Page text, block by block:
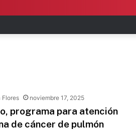
explosión de pipa
Flores noviembre 17, 2025
programa para atención
de cáncer de pulmón